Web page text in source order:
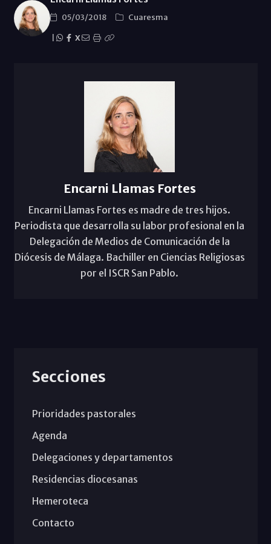
05/03/2018
Cuaresma
X
Encarni Llamas Fortes
Encarni Llamas Fortes es madre de tres hijos.
Periodista que desarrolla su labor profesional en la
Delegación de Medios de Comunicación de la
Diócesis de Málaga. Bachiller en Ciencias Religiosas
por el ISCR San Pablo.
Secciones
Prioridades pastorales
Agenda
Delegaciones y departamentos
Residencias diocesanas
Hemeroteca
Contacto